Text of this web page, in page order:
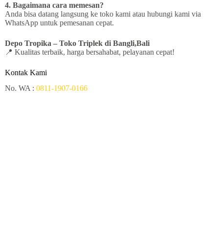
4. Bagaimana cara memesan?
Anda bisa datang langsung ke toko kami atau hubungi kami via
WhatsApp untuk pemesanan cepat.
Depo Tropika – Toko Triplek di Bangli,Bali
📍 Kualitas terbaik, harga bersahabat, pelayanan cepat!
Kontak Kami
No. WA : 0811-1907-0166